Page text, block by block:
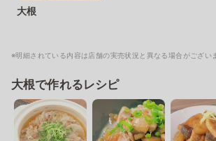
大根
※明細されている内容は店舗の実売状況と異なる場合がござい
大根で作れるレシピ